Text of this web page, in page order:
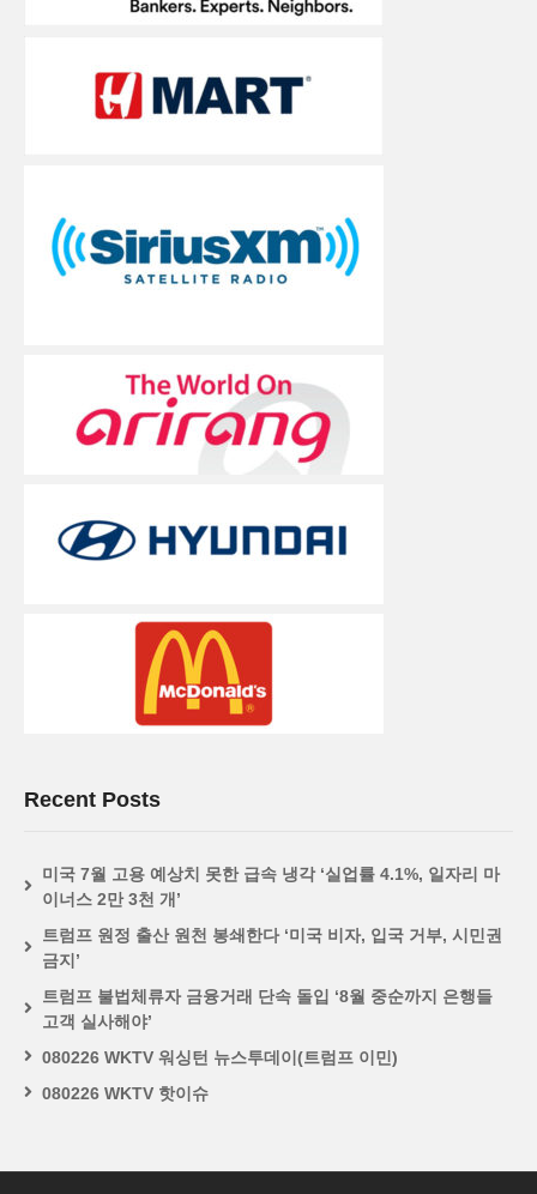
Recent Posts
미국 7월 고용 예상치 못한 급속 냉각 ‘실업률 4.1%, 일자리 마
이너스 2만 3천 개’
트럼프 원정 출산 원천 봉쇄한다 ‘미국 비자, 입국 거부, 시민권
금지’
트럼프 불법체류자 금융거래 단속 돌입 ‘8월 중순까지 은행들
고객 실사해야’
080226 WKTV 워싱턴 뉴스투데이(트럼프 이민)
080226 WKTV 핫이슈